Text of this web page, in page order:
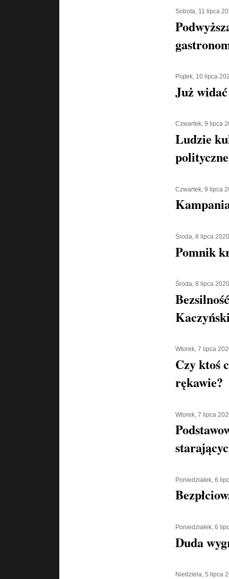
Sobota, 11 lipca
Piątek, 10 lipca
Już
Czwartek, 9 lipca
Ludzie
Czwartek, 9 lipca
Środa, 8 lipca 2020
Pomnik
Środa, 8 lipca 2020
Wtorek, 7 lipca
Czy ktoś
rękawie?
Wtorek, 7 lipca
Poniedziałek, 6
Poniedziałek, 6
Duda
Niedziela, 5 lipca